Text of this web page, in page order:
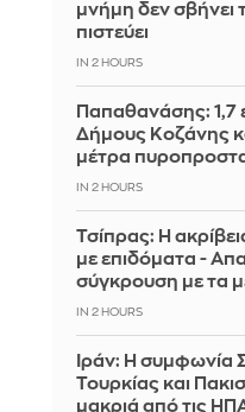
μνήμη δεν σβήνει
πιστεύει
IN 2 HOURS
Παπαθανάσης: 1,7
Δήμους Κοζάνης
μέτρα
IN 2 HOURS
Τσίπρας: Η
με επιδόματα -
σύγκρουση με τα
IN 2 HOURS
Ιράν: Η συμφωνία
Τουρκίας και
μακριά από τις